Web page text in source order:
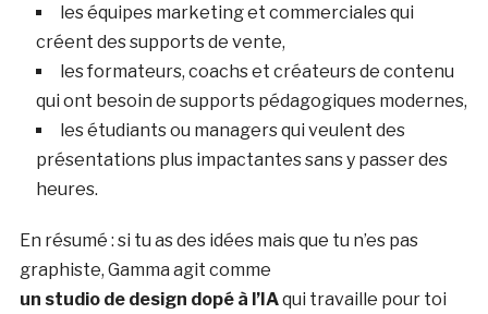
les équipes marketing et commerciales qui
créent des supports de vente,
les formateurs, coachs et créateurs de contenu
qui ont besoin de supports pédagogiques modernes,
les étudiants ou managers qui veulent des
présentations plus impactantes sans y passer des
heures.
En résumé : si tu as des idées mais que tu n’es pas
graphiste, Gamma agit comme
un studio de design dopé à l’IAqui travaille pour toi